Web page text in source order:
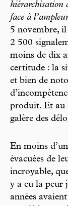
hiérarchisation
face à
5 novembre,
2 500
moins de dix
certitude : la
et bien de
produit. Et au
galère des
En moins
évacuées de
incroyable,
y a eu la peur
années